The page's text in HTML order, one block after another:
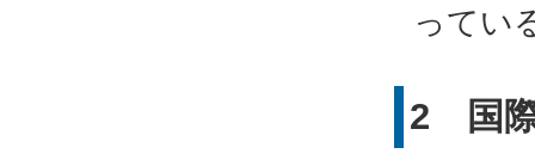
ってい
2 国